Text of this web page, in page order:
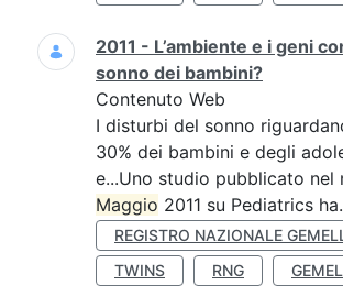
2011 - L’ambiente e i geni
sonno dei bambini?
Contenuto Web
I disturbi del sonno
30% dei bambini e degli
e...Uno studio pubblicato nel
Maggio 2011 su Pediatrics
REGISTRO NAZIONALE
TWINS
RNG